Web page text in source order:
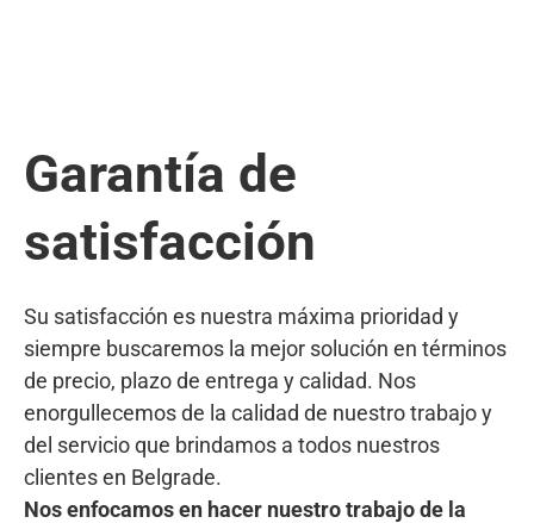
Garantía de
satisfacción
Su satisfacción es nuestra máxima prioridad y
siempre buscaremos la mejor solución en términos
de precio, plazo de entrega y calidad. Nos
enorgullecemos de la calidad de nuestro trabajo y
del servicio que brindamos a todos nuestros
clientes en Belgrade.
Nos enfocamos en hacer nuestro trabajo de la